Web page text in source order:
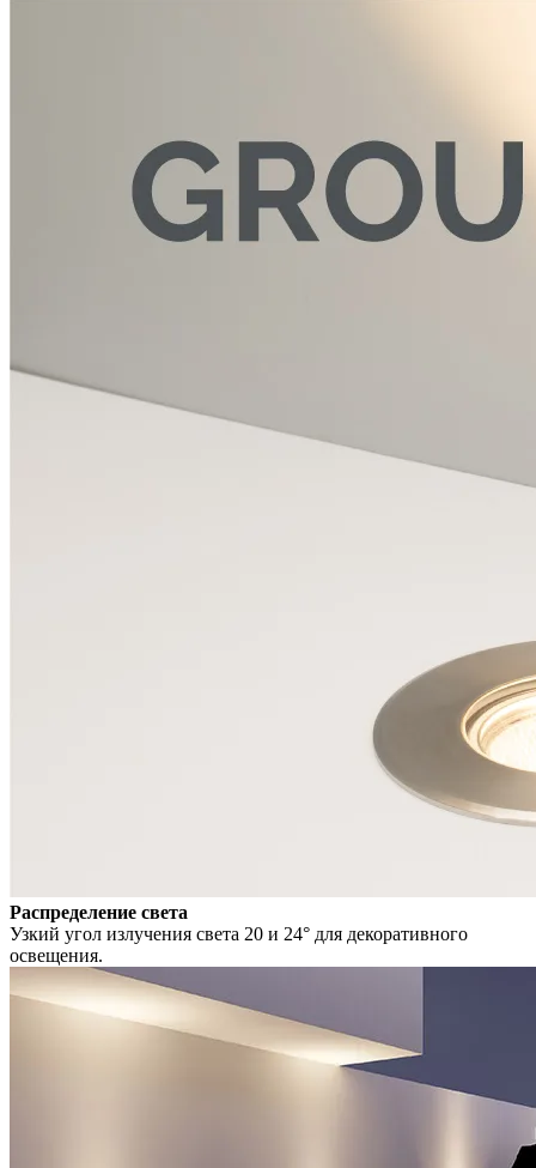
Распределение света
Узкий угол излучения света 20 и 24° для декоративного
освещения.